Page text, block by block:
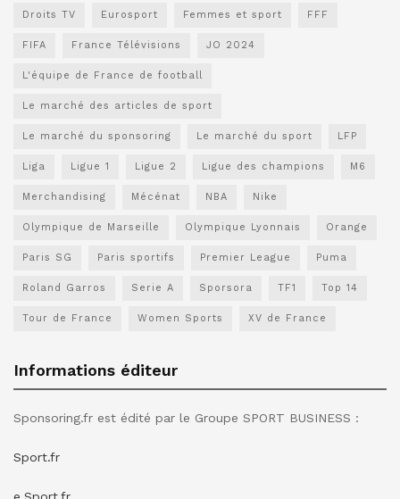
Droits TV Eurosport Femmes et sport FFF
FIFA France Télévisions JO 2024
L'équipe de France de football
Le marché des articles de sport
Le marché du sponsoring Le marché du sport LFP
Liga Ligue 1 Ligue 2 Ligue des champions M6
Merchandising Mécénat NBA Nike
Olympique de Marseille Olympique Lyonnais Orange
Paris SG Paris sportifs Premier League Puma
Roland Garros Serie A Sporsora TF1 Top 14
Tour de France Women Sports XV de France
Informations éditeur
Sponsoring.fr est édité par le Groupe SPORT BUSINESS :
Sport.fr